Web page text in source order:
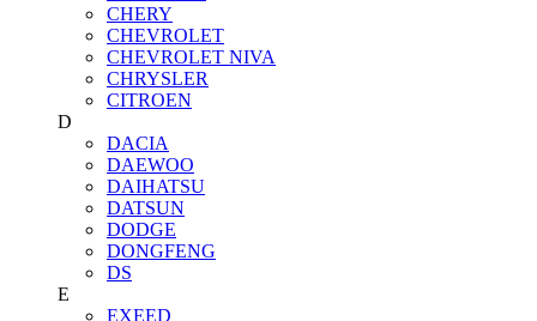
CHERY
CHEVROLET
CHEVROLET NIVA
CHRYSLER
CITROEN
D
DACIA
DAEWOO
DAIHATSU
DATSUN
DODGE
DONGFENG
DS
E
EXEED